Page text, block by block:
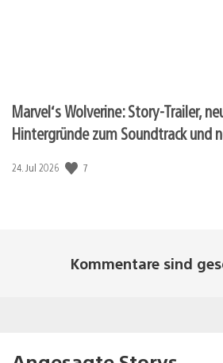
Marvel‘s Wolverine: Story-Trailer,
Hintergründe zum Soundtrack und
Veröffentlichungsdatum:
24. Jul 2026 7
Kommentare sind